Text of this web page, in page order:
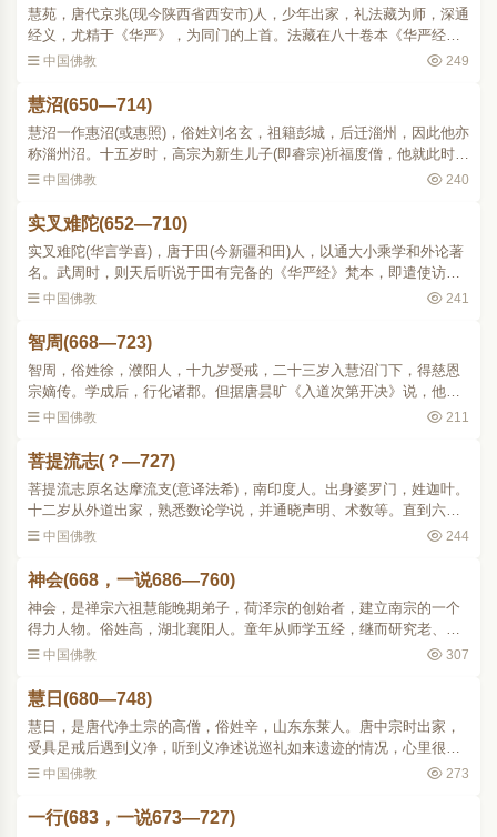
慧苑，唐代京兆(现今陕西省西安市)人，少年出家，礼法藏为师，深通
经义，尤精于《华严》，为同门的上首。法藏在八十卷本《华严经》
译成后曾作《略疏》，才写了四分之一就去世了，慧苑和同门宗一分
中国佛教 249
慧沼(650—714)
慧沼一作惠沼(或惠照)，俗姓刘名玄，祖籍彭城，后迁淄州，因此他亦
称淄州沼。十五岁时，高宗为新生儿子(即睿宗)祈福度僧，他就此时受
度出家。相传他曾亲近过玄奘。青年时已博通经藏，讲《法华》、
中国佛教 240
实叉难陀(652—710)
实叉难陀(华言学喜)，唐于田(今新疆和田)人，以通大小乘学和外论著
名。武周时，则天后听说于田有完备的《华严经》梵本，即遣使访求
并骋请译人，实叉难陀便以此因缘，带着《华严》梵本来华。他于证
中国佛教 241
智周(668—723)
智周，俗姓徐，濮阳人，十九岁受戒，二十三岁入慧沼门下，得慈恩
宗嫡传。学成后，行化诸郡。但据唐昙旷《入道次第开决》说，他未
尝至长安，而声闻遐被。在玄奘门下的慈恩、西明两系的论争中，慧
中国佛教 211
菩提流志(？—727)
菩提流志原名达摩流支(意译法希)，南印度人。出身婆罗门，姓迦叶。
十二岁从外道出家，熟悉数论学说，并通晓声明、术数等。直到六十
岁，遇着大乘上座部三藏耶舍瞿沙(称音)，辩论屈服，才改信佛教，注
中国佛教 244
神会(668，一说686—760)
神会，是禅宗六祖慧能晚期弟子，荷泽宗的创始者，建立南宗的一个
得力人物。俗姓高，湖北襄阳人。童年从师学五经，继而研究老、
庄，都很有造诣。后来读《后汉书》知道有佛教，由此倾心于佛法，
中国佛教 307
慧日(680—748)
慧日，是唐代净土宗的高僧，俗姓辛，山东东莱人。唐中宗时出家，
受具足戒后遇到义净，听到义净述说巡礼如来遗迹的情况，心里很羡
慕，就立志远游。武周大足年间(701)，泛船渡海，经昆仑(今康道尔群
中国佛教 273
一行(683，一说673—727)